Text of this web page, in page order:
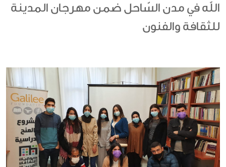
الله في مدن السّاحل ضمن مهرجان المدينة
للثقافة والفنون